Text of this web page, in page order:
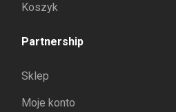
Koszyk
Partnership
Sklep
Moje konto